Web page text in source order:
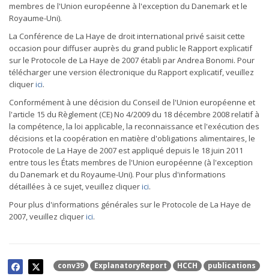
membres de l'Union européenne à l'exception du Danemark et le
Royaume-Uni).
La Conférence de La Haye de droit international privé saisit cette
occasion pour diffuser auprès du grand public le Rapport explicatif
sur le Protocole de La Haye de 2007 établi par Andrea Bonomi. Pour
télécharger une version électronique du Rapport explicatif, veuillez
cliquerici.
Conformément à une décision du Conseil de l'Union européenne et
l'article 15 du Règlement (CE) No 4/2009 du 18 décembre 2008 relatif à
la compétence, la loi applicable, la reconnaissance et l'exécution des
décisions et la coopération en matière d'obligations alimentaires, le
Protocole de La Haye de 2007 est appliqué depuis le 18 juin 2011
entre tous les États membres de l'Union européenne (à l'exception
du Danemark et du Royaume-Uni). Pour plus d'informations
détaillées à ce sujet, veuillez cliquerici.
Pour plus d'informations générales sur le Protocole de La Haye de
2007, veuillez cliquerici.
conv39 ExplanatoryReport HCCH publications